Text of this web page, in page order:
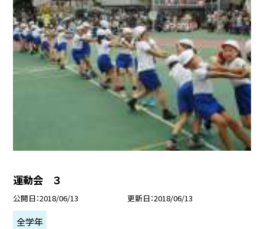
運動会 ３
公開日 2018/06/13 更新日 2018/06/13
全学年